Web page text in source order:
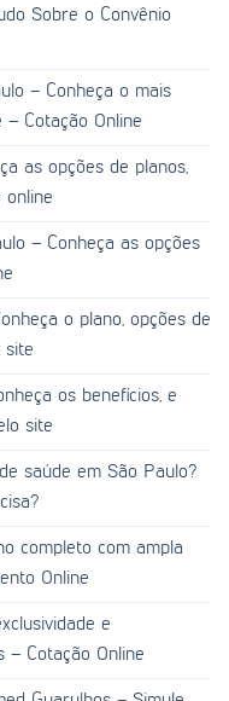
Sobre o Convênio
– Conheça o mais
Cotação Online
as opções de planos,
online
– Conheça as opções
o plano, opções de
site
os benefícios, e
site
saúde em São Paulo?
completo com ampla
Online
e
– Cotação Online